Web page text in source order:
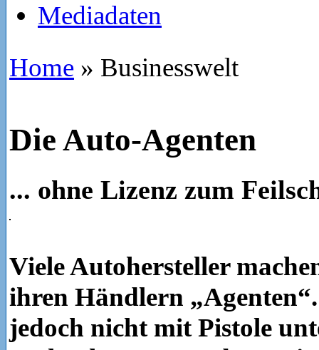
Mediadaten
Home » Businesswelt
Die Auto-Agenten
... ohne Lizenz zum
Viele Autohersteller
ihren Händlern
jedoch nicht mit Pistole